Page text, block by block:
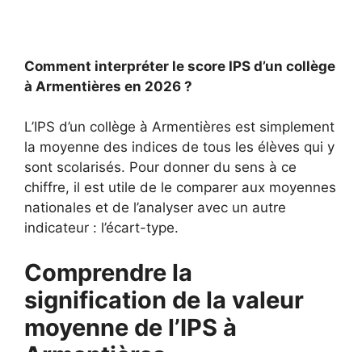
Comment interpréter le score IPS d’un collège
à Armentières en 2026 ?
L’IPS d’un collège à Armentières est simplement
la moyenne des indices de tous les élèves qui y
sont scolarisés. Pour donner du sens à ce
chiffre, il est utile de le comparer aux moyennes
nationales et de l’analyser avec un autre
indicateur : l’écart-type.
Comprendre la
signification de la valeur
moyenne de l’IPS à